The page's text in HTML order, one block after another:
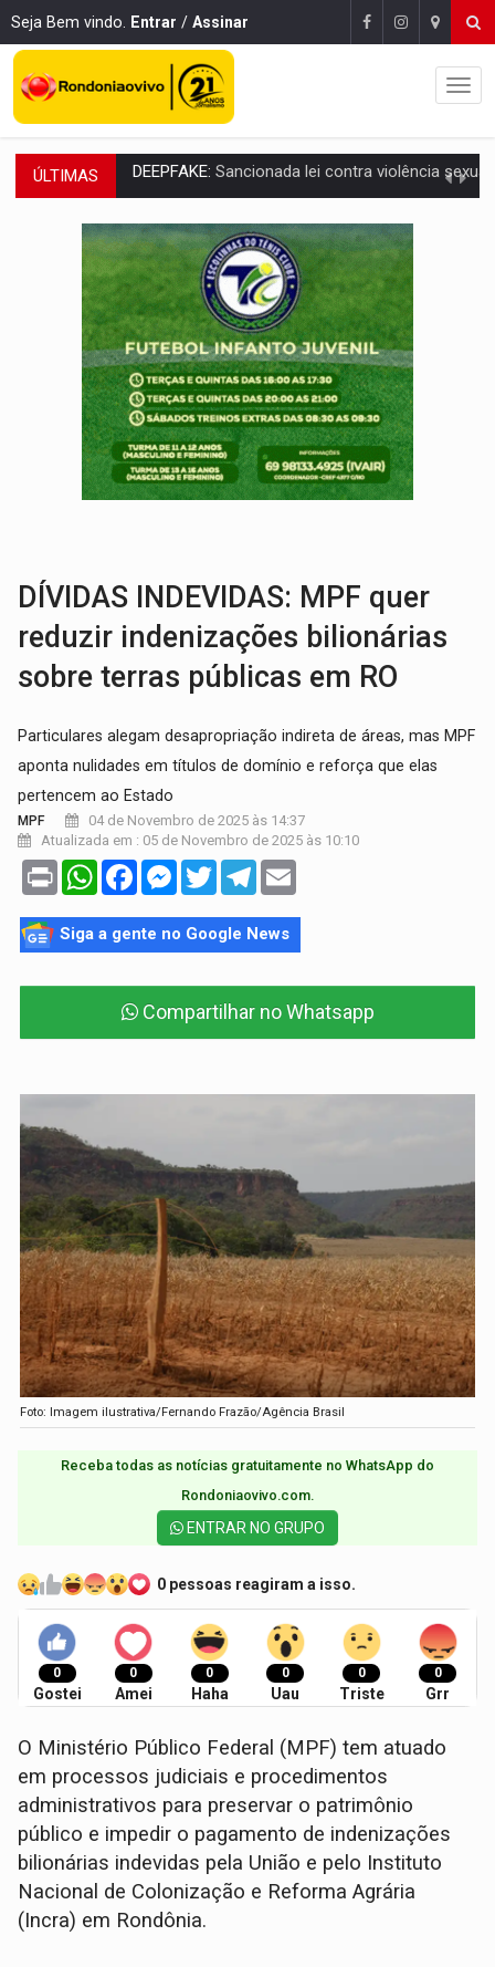
Seja Bem vindo. Entrar / Assinar
ÚLTIMAS COLEGIADO:Brasil e Rússia discutem energia nuclear, defesa e
URGENTE:Colisão entre caminhão e carro deixa quatro mortos e um em
ENCONTRO:Amazônia Negra ganha projeção nacional com participação de
PREVISÃO:Porto Velho tem chances de chuvas isoladas nesta
SINDICATOS UNIDOS:Assembleia Geral delibera greve da educação
PROCESSO SELETIVO:Rondoniaovivo abre oficina de Comunicação com
AGOSTO LILÁS:MPRO lança de portal e promove reflexão sobre trajetória da
REGULARIZAÇÃO:Refis 2026 segue até o fim do ano para
DÍVIDAS INDEVIDAS: MPF quer
reduzir indenizações bilionárias
sobre terras públicas em RO
Particulares alegam desapropriação indireta de áreas, mas MPF
aponta nulidades em títulos de domínio e reforça que elas
pertencem ao Estado
MPF
04 de Novembro de 2025 às 14:37
Atualizada em : 05 de Novembro de 2025 às 10:10
Print WhatsAppFacebookMessenger
TwitterTelegram
Siga a gente no Google News
Compartilhar no Whatsapp
Foto: Imagem ilustrativa/Fernando Frazão/Agência Brasil
Receba todas as notícias gratuitamente no WhatsApp do
Rondoniaovivo.com.​
ENTRAR NO GRUPO
0 pessoas reagiram a isso.
0
Gostei
0
Amei
0
Haha
0
Uau
0
Triste
0
Grr
O Ministério Público Federal (MPF) tem atuado
em processos judiciais e procedimentos
administrativos para preservar o patrimônio
público e impedir o pagamento de indenizações
bilionárias indevidas pela União e pelo Instituto
Nacional de Colonização e Reforma Agrária
(Incra) em Rondônia.